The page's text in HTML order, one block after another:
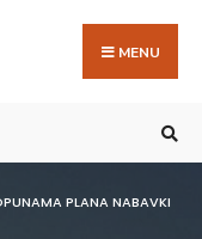
MENU
PLANA NABAVKI